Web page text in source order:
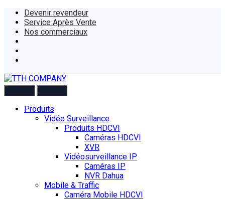
Devenir revendeur
Service Après Vente
Nos commerciaux
Produits
Vidéo Surveillance
Produits HDCVI
Caméras HDCVI
XVR
Vidéosurveillance IP
Caméras IP
NVR Dahua
Mobile & Traffic
Caméra Mobile HDCVI